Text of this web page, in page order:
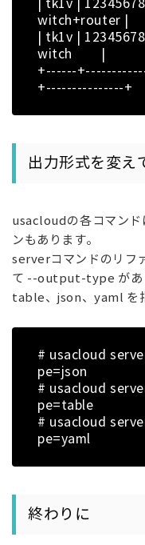
| tk1v |
witch+router |
| tk1v |
witch |
+------
+---------------+
出力形式を変え
usacloudの各コマンド
ンもあります。
serverコマンドのリフ
て --output-type があ
table、json、yaml を
# usacloud
pe=json
# usacloud
pe=table
# usacloud
pe=yaml
終わりに